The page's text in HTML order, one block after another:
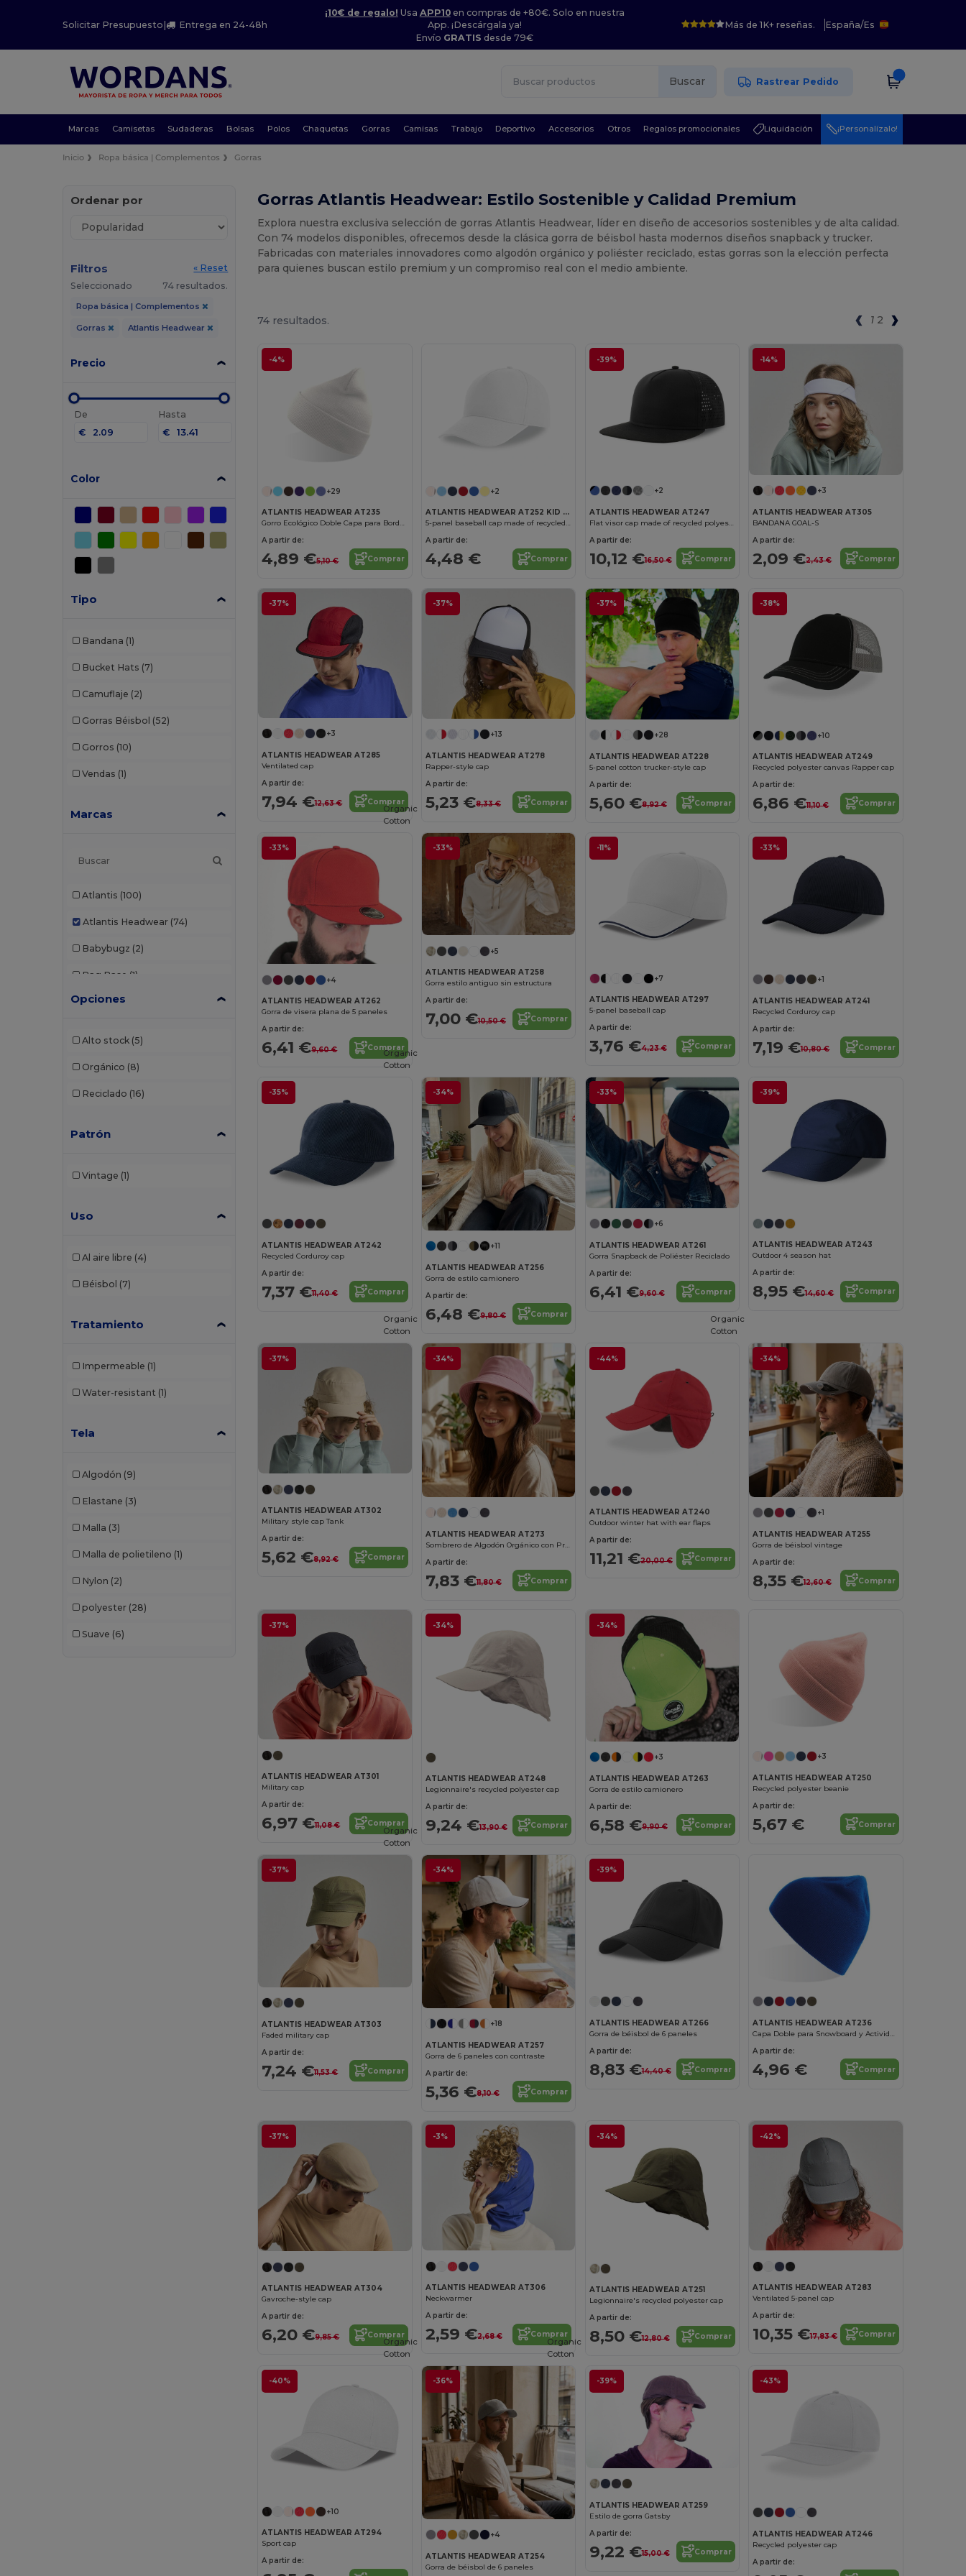
Solicitar Presupuesto | Entrega en 24-48h
¡10€ de regalo! Usa APP10en compras de +80€. Solo en nuestra
App. ¡Descárgala ya!
Envío GRATIS desde 79€
Más de 1K+ reseñas. España/Es
Buscar Rastrear Pedido
Marcas Camisetas Sudaderas Bolsas Polos Chaquetas Gorras Camisas Trabajo Deportivo Accesorios Otros Regalos promocionales Liquidación ¡Personalízalo!
Inicio Ropa básica | Complementos Gorras
Ordenar por
Filtros
« Reset
Seleccionado
74 resultados.
Ropa básica | Complementos
Gorras Atlantis Headwear
Precio
De
€
Hasta
€
Color
Tipo
Bandana (1)
Bucket Hats (7)
Camuflaje (2)
Gorras Béisbol (52)
Gorros (10)
Vendas (1)
Marcas
Atlantis (100)
Atlantis Headwear (74)
Babybugz (2)
Bag Base (1)
Beechfield
Elevate
Elevate NXT
JSP (2)
Karlowsky
Larkwood
Napapijri (1)
Neoblu (2)
Neutral (6)
Pen Duick (6)
Piccolio (1)
Radsow by Uneek
Result (60)
Opciones
Alto stock (5)
Orgánico (8)
Reciclado (16)
Patrón
Vintage (1)
Uso
Al aire libre (4)
Béisbol (7)
Tratamiento
Impermeable (1)
Water-resistant (1)
Tela
Algodón (9)
Elastane (3)
Malla (3)
Malla de polietileno (1)
Nylon (2)
polyester (28)
Suave (6)
Gorras Atlantis Headwear: Estilo Sostenible y Calidad Premium
Explora nuestra exclusiva selección de gorras Atlantis Headwear, líder en diseño de accesorios sostenibles y de alta calidad.
Con 74 modelos disponibles, ofrecemos desde la clásica gorra de béisbol hasta modernos diseños snapback y trucker.
Fabricadas con materiales innovadores como algodón orgánico y poliéster reciclado, estas gorras son la elección perfecta
para quienes buscan estilo premium y un compromiso real con el medio ambiente.
74 resultados. 1 2
-4%
+29
ATLANTIS HEADWEAR AT235
Gorro Ecológico Doble Capa para Bordado
A partir de:
4,89 €5,10 € Comprar
+2
ATLANTIS HEADWEAR AT252 KID RECY FIVE
5-panel baseball cap made of recycled polyester
A partir de:
4,48 € Comprar
-39%
+2
ATLANTIS HEADWEAR AT247
Flat visor cap made of recycled polyester
A partir de:
10,12 €16,50 € Comprar
-14%
+3
ATLANTIS HEADWEAR AT305
BANDANA GOAL-S
A partir de:
2,09 €2,43 € Comprar
-37%
+3
ATLANTIS HEADWEAR AT285
Ventilated cap
A partir de:
7,94 €12,63 € Comprar
-37%
+13
ATLANTIS HEADWEAR AT278
Rapper-style cap
A partir de:
5,23 €8,33 € Comprar
-37%
+28
ATLANTIS HEADWEAR AT228
5-panel cotton trucker-style cap
A partir de:
5,60 €8,92 € Comprar
-38%
+10
ATLANTIS HEADWEAR AT249
Recycled polyester canvas Rapper cap
A partir de:
6,86 €11,10 € Comprar
-33%
+4
ATLANTIS HEADWEAR AT262
Gorra de visera plana de 5 paneles
A partir de:
6,41 €9,60 € Comprar
-33%
Organic
Cotton
+5
ATLANTIS HEADWEAR AT258
Gorra estilo antiguo sin estructura
A partir de:
7,00 €10,50 € Comprar
-11%
+7
ATLANTIS HEADWEAR AT297
5-panel baseball cap
A partir de:
3,76 €4,23 € Comprar
-33%
+1
ATLANTIS HEADWEAR AT241
Recycled Corduroy cap
A partir de:
7,19 €10,80 € Comprar
-35%
ATLANTIS HEADWEAR AT242
Recycled Corduroy cap
A partir de:
7,37 €11,40 € Comprar
-34%
Organic
Cotton
+11
ATLANTIS HEADWEAR AT256
Gorra de estilo camionero
A partir de:
6,48 €9,80 € Comprar
-33%
+6
ATLANTIS HEADWEAR AT261
Gorra Snapback de Poliéster Reciclado
A partir de:
6,41 €9,60 € Comprar
-39%
ATLANTIS HEADWEAR AT243
Outdoor 4 season hat
A partir de:
8,95 €14,60 € Comprar
-37%
ATLANTIS HEADWEAR AT302
Military style cap Tank
A partir de:
5,62 €8,92 € Comprar
-34%
Organic
Cotton
ATLANTIS HEADWEAR AT273
A partir de:
7,83 €11,80 € Comprar
-44%
ATLANTIS HEADWEAR AT240
Outdoor winter hat with ear flaps
A partir de:
11,21 €20,00 € Comprar
-34%
Organic
Cotton
+1
ATLANTIS HEADWEAR AT255
Gorra de béisbol vintage
A partir de:
8,35 €12,60 € Comprar
-37%
ATLANTIS HEADWEAR AT301
Military cap
A partir de:
6,97 €11,08 € Comprar
-34%
ATLANTIS HEADWEAR AT248
Legionnaire's recycled polyester cap
A partir de:
9,24 €13,90 € Comprar
-34%
+3
ATLANTIS HEADWEAR AT263
Gorra de estilo camionero
A partir de:
6,58 €9,90 € Comprar
+3
ATLANTIS HEADWEAR AT250
Recycled polyester beanie
A partir de:
5,67 € Comprar
-37%
ATLANTIS HEADWEAR AT303
Faded military cap
A partir de:
7,24 €11,53 € Comprar
-34%
Organic
Cotton
+18
ATLANTIS HEADWEAR AT257
Gorra de 6 paneles con contraste
A partir de:
5,36 €8,10 € Comprar
-39%
ATLANTIS HEADWEAR AT266
Gorra de béisbol de 6 paneles
A partir de:
8,83 €14,40 € Comprar
ATLANTIS HEADWEAR AT236
Capa Doble para Snowboard y Actividades al Aire Libre
A partir de:
4,96 € Comprar
-37%
ATLANTIS HEADWEAR AT304
Gavroche-style cap
A partir de:
6,20 €9,85 € Comprar
-3%
ATLANTIS HEADWEAR AT306
Neckwarmer
A partir de:
2,59 €2,68 € Comprar
-34%
ATLANTIS HEADWEAR AT251
Legionnaire's recycled polyester cap
A partir de:
8,50 €12,80 € Comprar
-42%
ATLANTIS HEADWEAR AT283
Ventilated 5-panel cap
A partir de:
10,35 €17,83 € Comprar
-40%
+10
ATLANTIS HEADWEAR AT294
Sport cap
A partir de:
-36%
Organic
Cotton
+4
ATLANTIS HEADWEAR AT254
Gorra de béisbol de 6 paneles
-39%
Organic
Cotton
ATLANTIS HEADWEAR AT259
Estilo de gorra Gatsby
A partir de:
9,22 €15,00 € Comprar
-43%
ATLANTIS HEADWEAR AT246
Recycled polyester cap
A partir de: